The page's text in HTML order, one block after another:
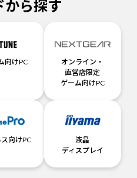
から探す
向けPC
オンライン・
直営店限定
ゲーム向けPC
向けPC
液晶
ディスプレイ